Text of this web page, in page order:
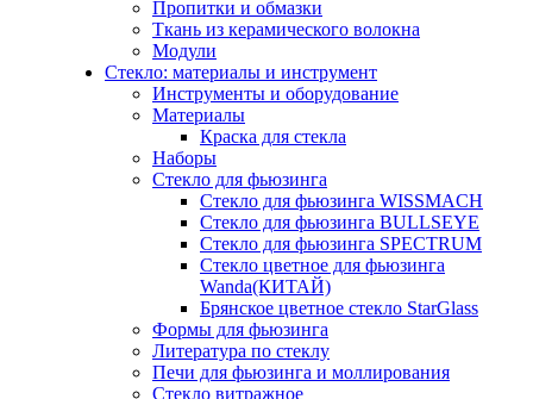
Пропитки и обмазки
Ткань из керамического волокна
Модули
Стекло: материалы и инструмент
Инструменты и оборудование
Материалы
Краска для стекла
Наборы
Стекло для фьюзинга
Стекло для фьюзинга WISSMACH
Стекло для фьюзинга BULLSEYE
Стекло для фьюзинга SPECTRUM
Стекло цветное для фьюзинга
Wanda(КИТАЙ)
Брянское цветное стекло StarGlass
Формы для фьюзинга
Литература по стеклу
Печи для фьюзинга и моллирования
Стекло витражное